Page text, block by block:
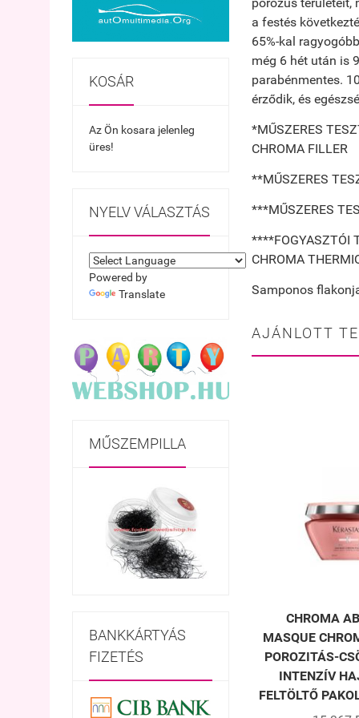
KOSÁR
Az Ön kosara jelenleg
üres!
NYELV VÁLASZTÁS
Powered by
Translate
MŰSZEMPILLA
BANKKÁRTYÁS
FIZETÉS
a festés
65%-kal
még 6 hét után is
parabénmentes.
érződik, és
*MŰSZERES
CHROMA FILLER
**MŰSZERES
***MŰSZERES
****FOGYASZTÓI
CHROMA
Samponos
AJÁNLOTT
CHROMA
MASQUE
POROZITÁS-
INTENZÍV
FELTÖLTŐ